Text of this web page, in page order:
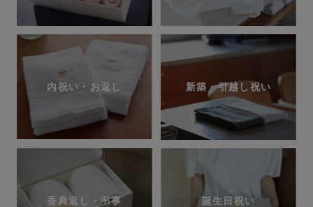
内祝い・お返し 新築・引越し祝い
香典返し・弔事 誕生日祝い